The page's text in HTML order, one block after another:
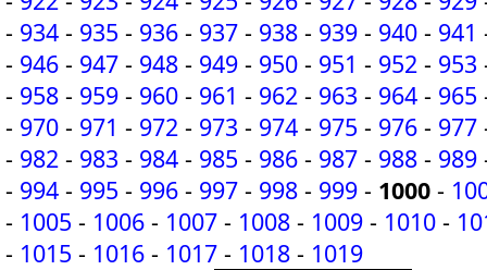
- 934 - 935 - 936 - 937 - 938 - 939 - 940 - 941
- 946 - 947 - 948 - 949 - 950 - 951 - 952 - 953
- 958 - 959 - 960 - 961 - 962 - 963 - 964 - 965
- 970 - 971 - 972 - 973 - 974 - 975 - 976 - 977
- 982 - 983 - 984 - 985 - 986 - 987 - 988 - 989
- 994 - 995 - 996 - 997 - 998 - 999 - 1000 -
- 1005 - 1006 - 1007 - 1008 - 1009 - 1010 -
- 1015 - 1016 - 1017 - 1018 - 1019